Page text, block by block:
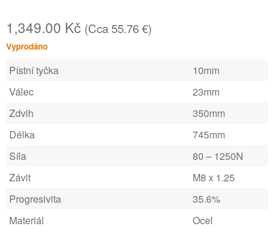
FAQ
1,349.00 Kč (Cca 55.76 €)
Vyprodáno
Pístní tyčka
10mm
Válec
23mm
Zdvih
350mm
Délka
745mm
Síla
80 – 1250N
Závit
M8 x 1.25
Progresivita
35.6%
Materiál
Ocel